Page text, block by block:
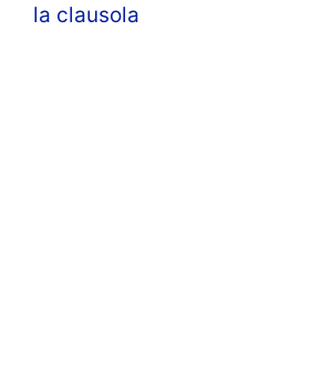
la clausola